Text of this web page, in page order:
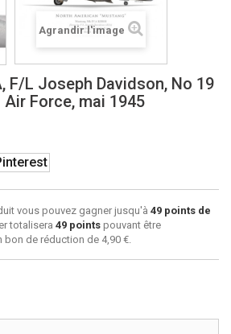
Agrandir l'image
F/L Joseph Davidson, No 19
Air Force, mai 1945
vous pouvez gagner jusqu'à 49 points de
totalisera 49 points pouvant être
bon de réduction de 4,90 €.